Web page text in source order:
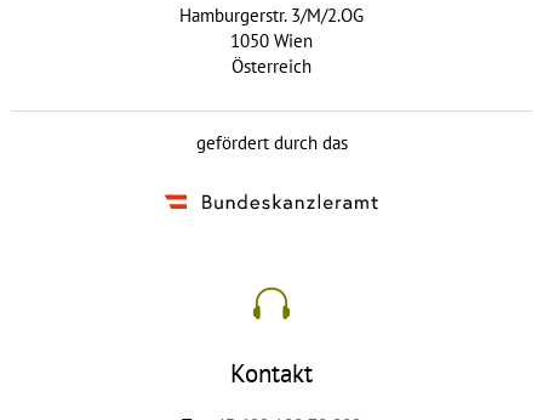
Hamburgerstr. 3/M/2.OG
1050 Wien
Österreich
gefördert durch das
Kontakt